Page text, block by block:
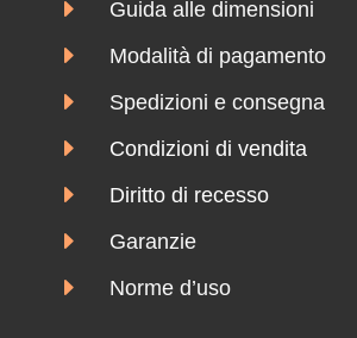
E Guida alle dimensioni
E Modalità di pagamento
E Spedizioni e consegna
E Condizioni di vendita
E Diritto di recesso
E Garanzie
E Norme d’uso